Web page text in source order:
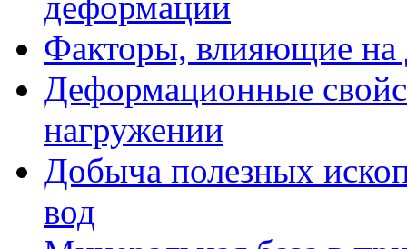
Факторы, влияющие на
Деформационные
нагружении
Добыча полезных
вод